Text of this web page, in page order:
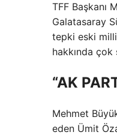
TFF Başkanı
Galatasaray
tepki eski
hakkında
“AK
Mehmet
eden Ümit